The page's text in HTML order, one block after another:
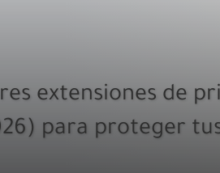
extensiones de
para proteger